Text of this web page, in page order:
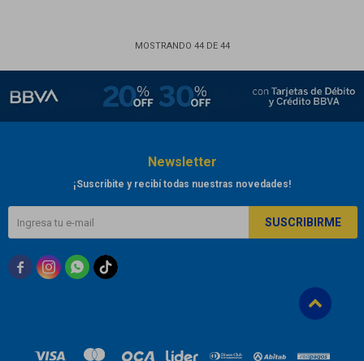
MOSTRANDO 44DE 44
Newsletter
¡Suscribite y recibí todas nuestras novedades!
SUSCRIBIRME
  